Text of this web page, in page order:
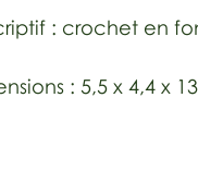
: crochet en
: 5,5 x 4,4 x